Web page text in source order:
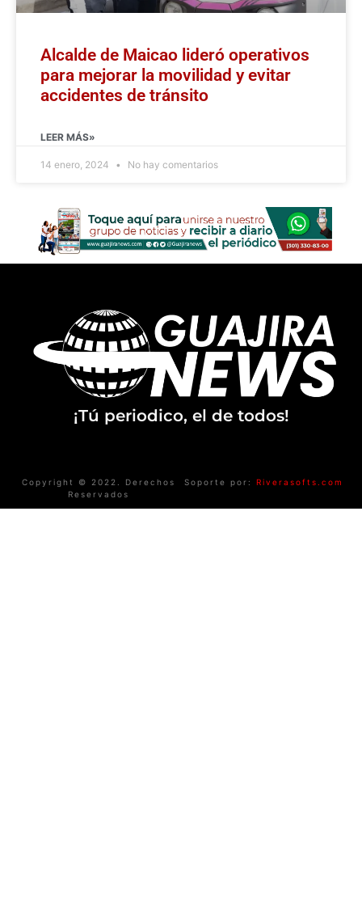
Alcalde de Maicao lideró operativos
para mejorar la movilidad y evitar
accidentes de tránsito
LEER MÁS»
14 enero, 2024 No hay comentarios
¡Tú periodico, el de todos!
Copyright © 2022. Derechos
Reservados
Soporte por: Riverasofts.com